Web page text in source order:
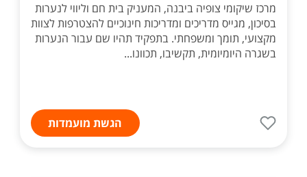
מרכז שיקומי צופיה ביבנה, המעניק בית חם וליווי לנערות
בסיכון, מגייס מדריכים ומדריכות חינוכיים להצטרפות לצוות
מקצועי, תומך ומשפחתי. בתפקיד תהיו שם עבור הנערות
בשגרה היומיומית, תקשיבו, תכוונו...
הגשת מועמדות